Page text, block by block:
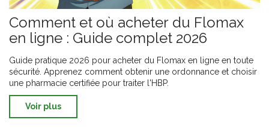
Comment et où acheter du Flomax
en ligne : Guide complet 2026
Guide pratique 2026 pour acheter du Flomax en ligne en toute
sécurité. Apprenez comment obtenir une ordonnance et choisir
une pharmacie certifiée pour traiter l'HBP.
Voir plus